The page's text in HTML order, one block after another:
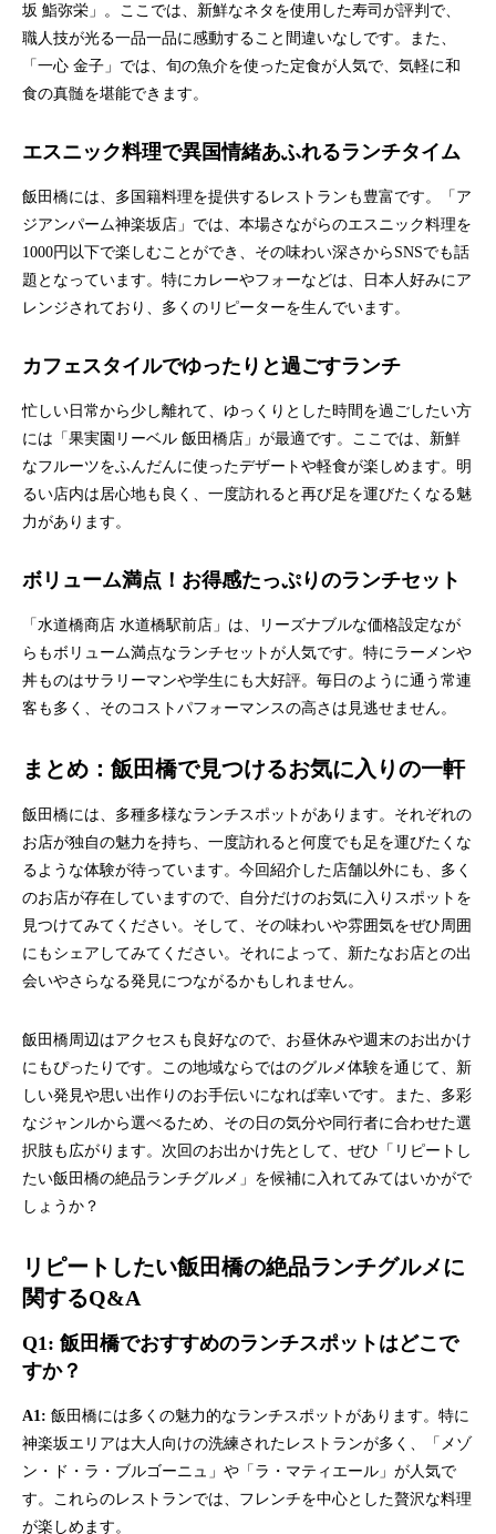
坂 鮨弥栄」。ここでは、新鮮なネタを使用した寿司が評判で、
職人技が光る一品一品に感動すること間違いなしです。また、
「一心 金子」では、旬の魚介を使った定食が人気で、気軽に和
食の真髄を堪能できます。
エスニック料理で異国情緒あふれるランチタイム
飯田橋には、多国籍料理を提供するレストランも豊富です。「ア
ジアンパーム神楽坂店」では、本場さながらのエスニック料理を
1000円以下で楽しむことができ、その味わい深さからSNSでも話
題となっています。特にカレーやフォーなどは、日本人好みにア
レンジされており、多くのリピーターを生んでいます。
カフェスタイルでゆったりと過ごすランチ
忙しい日常から少し離れて、ゆっくりとした時間を過ごしたい方
には「果実園リーベル 飯田橋店」が最適です。ここでは、新鮮
なフルーツをふんだんに使ったデザートや軽食が楽しめます。明
るい店内は居心地も良く、一度訪れると再び足を運びたくなる魅
力があります。
ボリューム満点！お得感たっぷりのランチセット
「水道橋商店 水道橋駅前店」は、リーズナブルな価格設定なが
らもボリューム満点なランチセットが人気です。特にラーメンや
丼ものはサラリーマンや学生にも大好評。毎日のように通う常連
客も多く、そのコストパフォーマンスの高さは見逃せません。
まとめ：飯田橋で見つけるお気に入りの一軒
飯田橋には、多種多様なランチスポットがあります。それぞれの
お店が独自の魅力を持ち、一度訪れると何度でも足を運びたくな
るような体験が待っています。今回紹介した店舗以外にも、多く
のお店が存在していますので、自分だけのお気に入りスポットを
見つけてみてください。そして、その味わいや雰囲気をぜひ周囲
にもシェアしてみてください。それによって、新たなお店との出
会いやさらなる発見につながるかもしれません。
飯田橋周辺はアクセスも良好なので、お昼休みや週末のお出かけ
にもぴったりです。この地域ならではのグルメ体験を通じて、新
しい発見や思い出作りのお手伝いになれば幸いです。また、多彩
なジャンルから選べるため、その日の気分や同行者に合わせた選
択肢も広がります。次回のお出かけ先として、ぜひ「リピートし
たい飯田橋の絶品ランチグルメ」を候補に入れてみてはいかがで
しょうか？
リピートしたい飯田橋の絶品ランチグルメに
関するQ&A
Q1: 飯田橋でおすすめのランチスポットはどこで
すか？
A1: 飯田橋には多くの魅力的なランチスポットがあります。特に
神楽坂エリアは大人向けの洗練されたレストランが多く、「メゾ
ン・ド・ラ・ブルゴーニュ」や「ラ・マティエール」が人気で
す。これらのレストランでは、フレンチを中心とした贅沢な料理
が楽しめます。